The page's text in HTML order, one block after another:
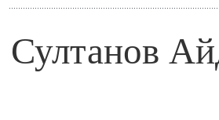
Султанов